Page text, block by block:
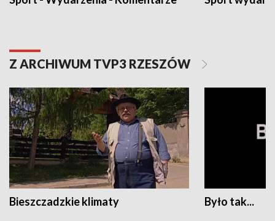
Z ARCHIWUM TVP3 RZESZÓW
Bieszczadzkie klimaty Było tak...